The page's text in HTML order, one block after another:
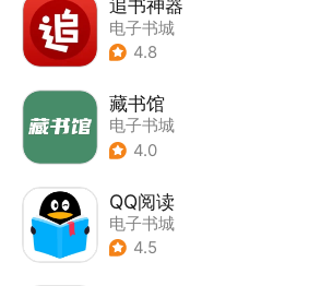
追书神器
电子书城
4.8
藏书馆
电子书城
4.0
QQ阅读
电子书城
4.5